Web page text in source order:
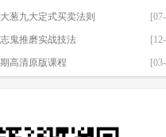
葱九大定式买卖法则
鬼推磨实战技法
高清原版课程